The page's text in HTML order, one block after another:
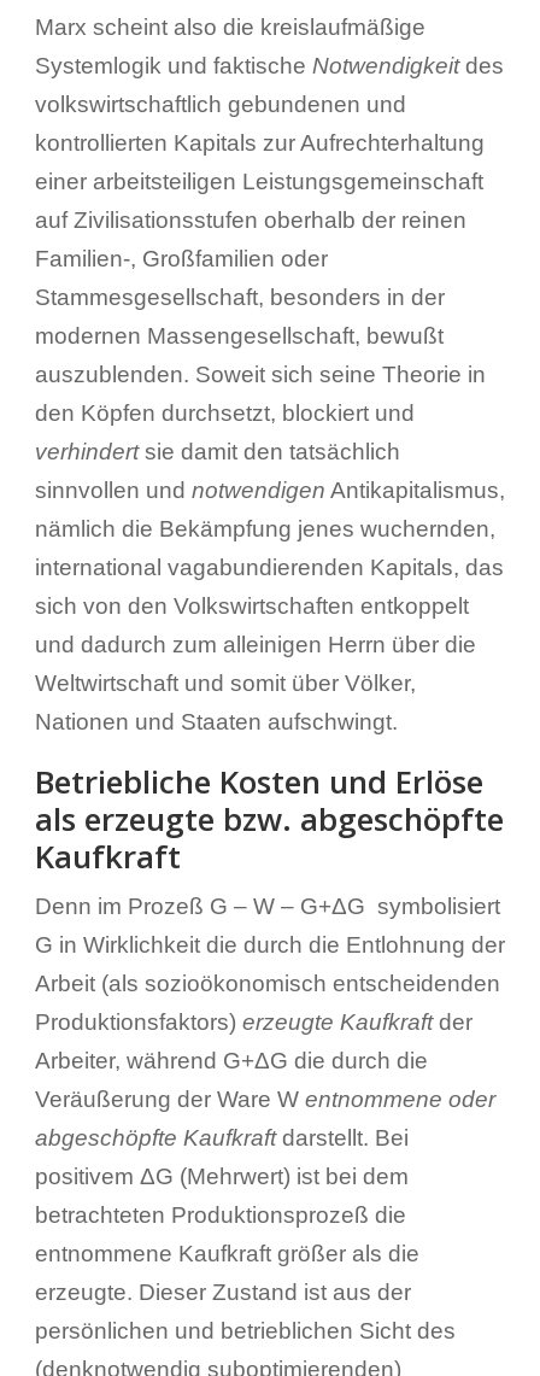
Marx scheint also die kreislaufmäßige
Systemlogik und faktische Notwendigkeitdes
volkswirtschaftlich gebundenen und
kontrollierten Kapitals zur Aufrechterhaltung
einer arbeitsteiligen Leistungsgemeinschaft
auf Zivilisationsstufen oberhalb der reinen
Familien-, Großfamilien oder
Stammesgesellschaft, besonders in der
modernen Massengesellschaft, bewußt
auszublenden. Soweit sich seine Theorie in
den Köpfen durchsetzt, blockiert und
verhindertsie damit den tatsächlich
sinnvollen und notwendigen Antikapitalismus,
nämlich die Bekämpfung jenes wuchernden,
international vagabundierenden Kapitals, das
sich von den Volkswirtschaften entkoppelt
und dadurch zum alleinigen Herrn über die
Weltwirtschaft und somit über Völker,
Nationen und Staaten aufschwingt.
Betriebliche Kosten und Erlöse
als erzeugte bzw. abgeschöpfte
Kaufkraft
Denn im Prozeß G – W – G+ΔG symbolisiert
G in Wirklichkeit die durch die Entlohnung der
Arbeit (als sozioökonomisch entscheidenden
Produktionsfaktors) erzeugte Kaufkraftder
Arbeiter, während G+ΔG die durch die
Veräußerung der Ware W entnommene oder
abgeschöpfte Kaufkraftdarstellt. Bei
positivem ΔG (Mehrwert) ist bei dem
betrachteten Produktionsprozeß die
entnommene Kaufkraft größer als die
erzeugte. Dieser Zustand ist aus der
persönlichen und betrieblichen Sicht des
(denknotwendig suboptimierenden)